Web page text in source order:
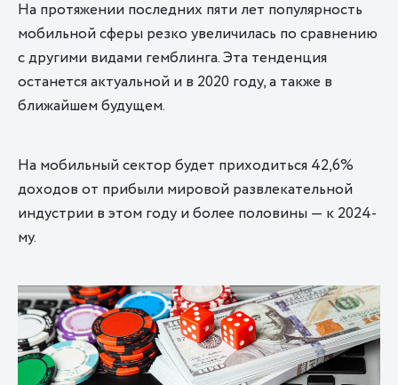
На протяжении последних пяти лет популярность
мобильной сферы резко увеличилась по сравнению
с другими видами гемблинга. Эта тенденция
останется актуальной и в 2020 году, а также в
ближайшем будущем.
На мобильный сектор будет приходиться 42,6%
доходов от прибыли мировой развлекательной
индустрии в этом году и более половины — к 2024-
му.